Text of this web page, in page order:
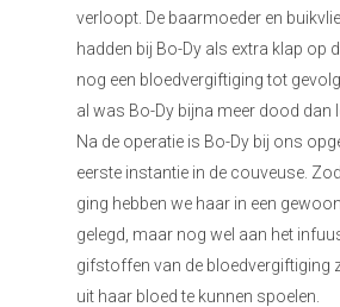
verloopt. De baarmoeder en
hadden bij Bo-Dy als extra klap op
nog een bloedvergiftiging tot
al was Bo-Dy bijna meer dood dan
Na de operatie is Bo-Dy bij ons
eerste instantie in de couveuse.
ging hebben we haar in een
gelegd, maar nog wel aan het
gifstoffen van de bloedvergiftiging
uit haar bloed te kunnen spoelen.